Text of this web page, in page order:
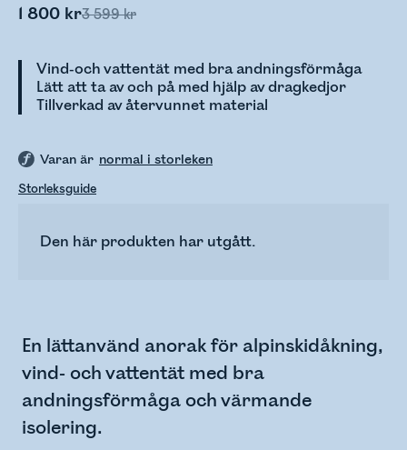
1 800 kr3 599 kr
Vind-och vattentät med bra andningsförmåga
Lätt att ta av och på med hjälp av dragkedjor
Tillverkad av återvunnet material
Varan är normal i storleken
Storleksguide
Den här produkten har utgått.
En lättanvänd anorak för alpinskidåkning,
vind- och vattentät med bra
andningsförmåga och värmande
isolering.